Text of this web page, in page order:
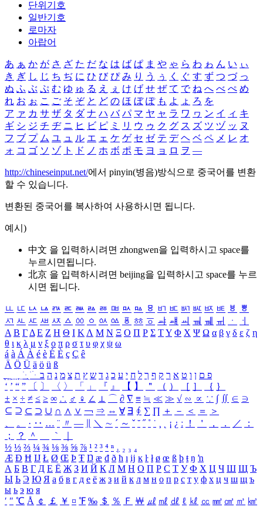
단위기호
일반기호
로마자
아랍어
あ ぁ か が さ ざ た だ な は ば ぱ ま や ゃ ら わ ゎ ん い ぃ
き ぎ し じ ち ぢ に ひ び ぴ み り う ぅ く ぐ す ず つ づ っ
ぬ ふ ぶ ぷ む ゆ ゅ る え ぇ け げ せ ぜ て で ね へ べ ぺ め
れ お ぉ こ ご そ ぞ と ど の ほ ぼ ぽ も よ ょ ろ を
ア ァ カ サ ザ タ ダ ナ ハ バ パ マ ヤ ャ ラ ワ ヮ ン イ ィ キ
ギ シ ジ チ ヂ ニ ヒ ビ ピ ミ リ ウ ゥ ク グ ス ズ ツ ヅ ッ ヌ
フ ブ プ ム ユ ュ ル エ ェ ケ ゲ セ ゼ テ デ ヘ ベ ペ メ レ オ
ォ コ ゴ ソ ゾ ト ド ノ ホ ボ ポ モ ヨ ョ ロ ヲ ―
http://chineseinput.net/에서 pinyin(병음)방식으로 중국어를 변환
할 수 있습니다.
변환된 중국어를 복사하여 사용하시면 됩니다.
예시)
中文 을 입력하시려면 zhongwen을 입력하시고 space를
누르시면됩니다.
北京 을 입력하시려면 beijing을 입력하시고 space를 누르
시면 됩니다.
ㅥ ㅦ ㅧ ㅨ ㅩ ㅪ ㅫ ㅬ ㅭ ㅮ ㅯ ㅰ ㅱ ㅲ ㅳ ㅴ ㅵ ㅶ ㅷ ㅸ
ㅹ
ㅺ ㅻ ㅼ ㅽ ㅾ ㅿ ㆀ ㆁ ㆂ ㆃ ㆄ ㆅ ㆆ ㆇ ㆈ ㆉ ㆊ ㆋ ㆌ ㆍ
ㆎ
Α Β ΓΔ Ε Ζ Η Θ Ι ΚΛ Μ Ν Ξ Ο Π Ρ Σ ΤΥ Φ Χ Ψ Ω α β γ δ ε ζ η
θ ι κ λ μ ν ξ ο π ρ σ τ υ φ χ ψ ω
á à Á À é è É È ç Ç ê
Ä Ö Ü ä ö ü ß
ִֶֹ ֻּ ׁׂ פ ם ן ו ט א ר ק ף ך ל ח י ע כ ג ד ש ץ ת צ מ נ ה ב
‘ ’ “ ” 〔 〕 〈 〉 「 」 『 』 【 】 ＂ （ ） ［ ］ ｛ ｝
± × ÷ ≠ ≤ ≥ ∞ ∴ ♂ ♀ ∠ ⊥ ⌒ ∂ ∇ ≡ ≒ ≪ ≫ √ ∽ ∝ ∵ ∫ ∬ ∈ ∋
⊆ ⊇ ⊂ ⊃ ∪ ∩ ∧ ∨ ￢ ⇒ ⇔ ∀ ∃ ∮ ∑ ∏ ＋ － ＜ ＝
＞
、
。 · ‥ … ¨ 〃 ― ＼ ∼ ´ ～ ˇ ˘ ˝ ˚ ˙ ¸ ¡ ¿ ː ！ ＇ ， ． ／
：
；
？ ＾ ｀
½ ⅓ ⅔ ¼ ¾ ⅛ ⅜ ⅝ ⅞ ¹ ² ³ ⁴ ⁿ ₁ ₂ ₃ ₄
Æ Ð Ħ Ĳ Ł Ø Œ Þ Ŧ Ŋ æ đ ð ħ ı ĳ ĸ ŀ ł ø œ ß þ ŧ ŋ ŉ
А Б В Г Д Е Ё Ж З И Й К Л М Н О П Р С Т У Ф Х Ц Ч Ш Щ Ъ
Ы Ь Э Ю Я а б в г д е ё ж з и й к л м н о п р с т у ф х ц ч ш щ ъ
ы ь э ю я
′ ″ ℃ Å ￠ ￡ ￥ ¤ ℉ ‰ ＄ ％ Ｆ ￦ ㎕ ㎖ ㎗ ℓ ㎘ ㏄ ㎣ ㎤ ㎥ ㎦